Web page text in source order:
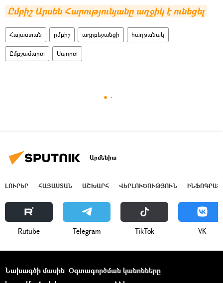
Ըմբիշ Արսեն Հարությունյանը աղջիկ է ունեցել
Հայաստան ըմբիշ ադրբեջանցի հաղթանակ
Ըմբշամարտ Սպորտ
Արմենիա
ԼՈՒՐԵՐ ՀԱՅԱՍՏԱՆ ԱՇԽԱՐՀ ՎԵՐԼՈՒԾՈՒԹՅՈՒՆ
Rutube Telegram ТikТоk VK
Նախագծի մասին Օգտագործման կանոնները